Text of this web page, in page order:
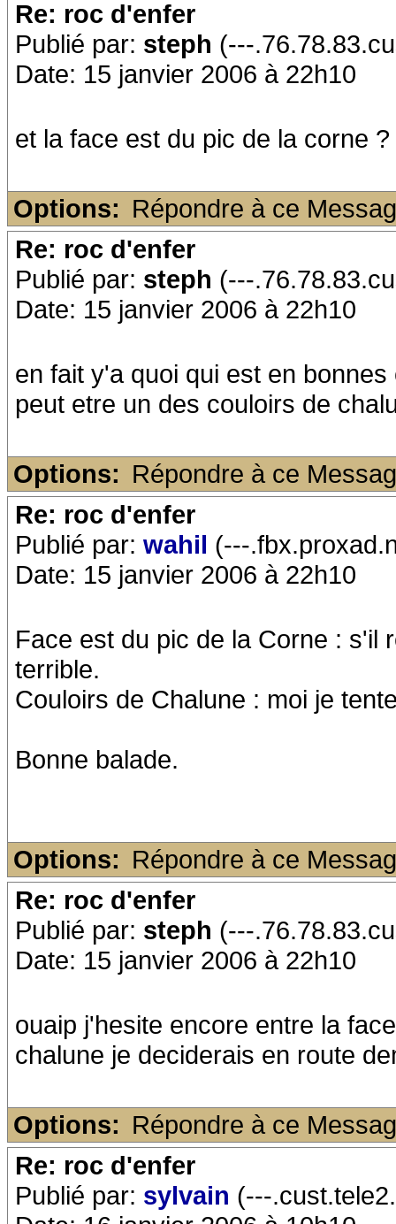
Re: roc d'enfer
Publié par: steph (---
Date: 15 janvier 2006 à 22h10
et la face est du pic de la corne ?
Options: Répondre à ce
Re: roc d'enfer
Publié par: steph (---
Date: 15 janvier 2006 à 22h10
en fait y'a quoi qui est en bonnes
peut etre un des couloirs de
Options: Répondre à ce
Re: roc d'enfer
Publié par: wahil (---
Date: 15 janvier 2006 à 22h10
Face est du pic de la Corne : s'il
terrible.
Couloirs de Chalune : moi je
Bonne balade.
Options: Répondre à ce
Re: roc d'enfer
Publié par: steph (---
Date: 15 janvier 2006 à 22h10
ouaip j'hesite encore entre la
chalune je deciderais en route
Options: Répondre à ce
Re: roc d'enfer
Publié par: sylvain (---